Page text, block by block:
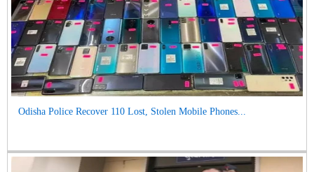
Odisha Police Recover 110 Lost, Stolen Mobile Phones...